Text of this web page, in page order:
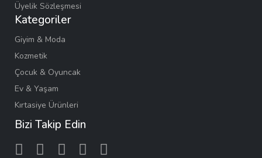
Üyelik Sözleşmesi
Kategoriler
Giyim & Moda
Kozmetik
Çocuk & Oyuncak
Ev & Yaşam
Kırtasiye Ürünleri
Bizi Takip Edin